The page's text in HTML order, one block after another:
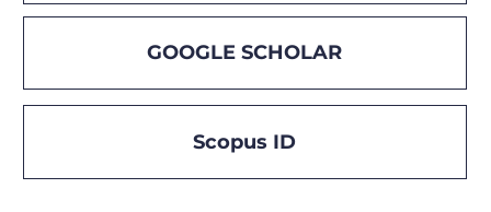
GOOGLE SCHOLAR
Scopus ID